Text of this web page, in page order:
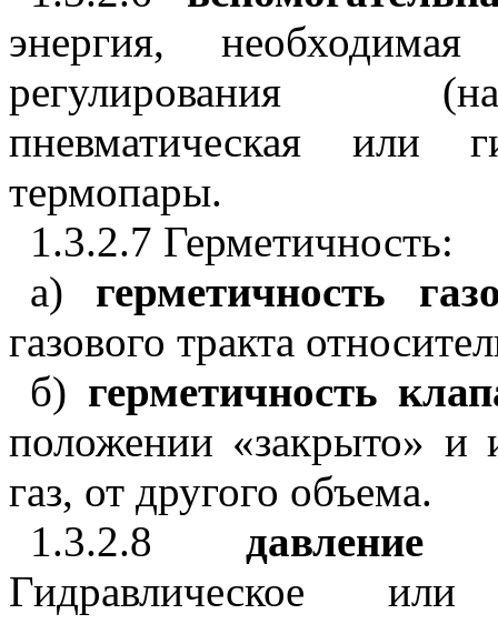
энергия,
регулирования
пневматическая или
термопары.
1.3.2.7 Герметичность:
а) герметичность
газового тракта
б) герметичность
положении «закрыто» и
газ, от другого объема.
1.3.2.8 давление
Гидравлическое или